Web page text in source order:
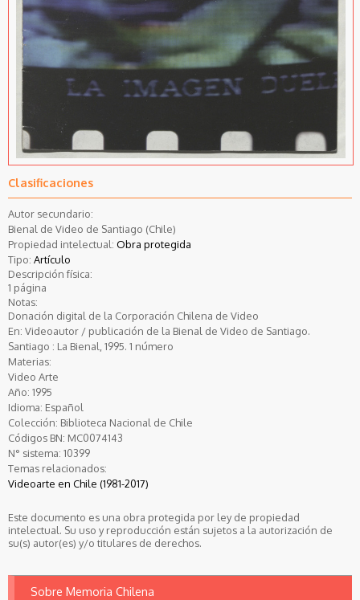
Clasificaciones
Autor secundario:
Bienal de Video de Santiago (Chile)
Propiedad intelectual: Obra protegida
Tipo: Artículo
Descripción física:
1 página
Notas:
Donación digital de la Corporación Chilena de Video
En: Videoautor / publicación de la Bienal de Video de Santiago.
Santiago : La Bienal, 1995. 1 número
Materias:
Video Arte
Año: 1995
Idioma: Español
Colección: Biblioteca Nacional de Chile
Códigos BN: MC0074143
N° sistema: 10399
Temas relacionados:
Videoarte en Chile (1981-2017)
Este documento es una obra protegida por ley de propiedad
intelectual. Su uso y reproducción están sujetos a la autorización de
su(s) autor(es) y/o titulares de derechos.
Sobre Memoria Chilena